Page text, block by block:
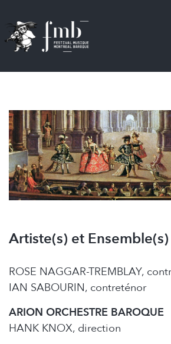
au
contenu
principal
Artiste(s) et Ensemble(s)
ROSE NAGGAR-TREMBLAY,
IAN SABOURIN, contreténor
ARION ORCHESTRE BAROQUE
HANK KNOX, direction